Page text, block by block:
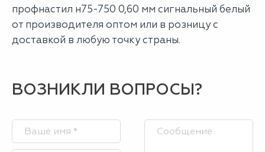
профнастил н75-750 0,60 мм сигнальный белый
от производителя оптом или в розницу с
доставкой в любую точку страны.
ВОЗНИКЛИ ВОПРОСЫ?